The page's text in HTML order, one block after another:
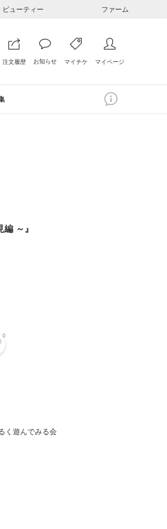
ビューティー ファーム
注文履歴 お知らせ マイチケ マイページ
～』
0
く遊んでみる会